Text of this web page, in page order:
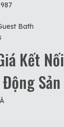
Bath
Kết Nối
Sản